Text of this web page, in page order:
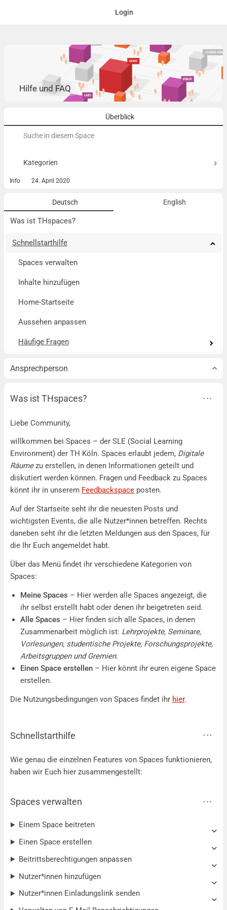
Login
Hilfe und FAQ
Überblick
Kategorien
Info 24. April 2020
Deutsch English
Was ist THspaces?
Schnellstarthilfe
Spaces verwalten
Inhalte hinzufügen
Home-Startseite
Aussehen anpassen
Häufige Fragen
Ansprechperson
Was ist THspaces?
Liebe Community,
willkommen bei Spaces – der SLE (Social Learning
Environment) der TH Köln. Spaces erlaubt jedem, Digitale
Räumezu erstellen, in denen Informationen geteilt und
diskutiert werden können. Fragen und Feedback zu Spaces
könnt ihr in unserem Feedbackspace posten.
Auf der Startseite seht ihr die neuesten Posts und
wichtigsten Events, die alle Nutzer*innen betreffen. Rechts
daneben seht ihr die letzten Meldungen aus den Spaces, für
die Ihr Euch angemeldet habt.
Über das Menü findet ihr verschiedene Kategorien von
Spaces:
Meine Spaces – Hier werden alle Spaces angezeigt, die
ihr selbst erstellt habt oder denen ihr beigetreten seid.
Alle Spaces – Hier finden sich alle Spaces, in denen
Zusammenarbeit möglich ist: Lehrprojekte, Seminare,
Vorlesungen, studentische Projekte, Forschungsprojekte,
Arbeitsgruppen und Gremien.
Einen Space erstellen – Hier könnt ihr euren eigene Space
erstellen.
Die Nutzungsbedingungen von Spaces findet ihr hier.
Schnellstarthilfe
Wie genau die einzelnen Features von Spaces funktionieren,
haben wir Euch hier zusammengestellt:
Spaces verwalten
Einem Space beitreten
Einen Space erstellen
Beitrittsberechtigungen anpassen
Nutzer*innen hinzufügen
Nutzer*innen Einladungslink senden